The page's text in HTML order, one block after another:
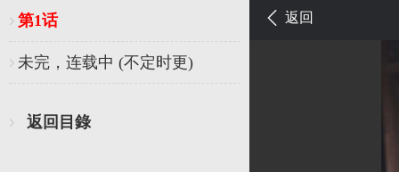
返回
第1话
未完，连载中 (不定时更)
返回目錄